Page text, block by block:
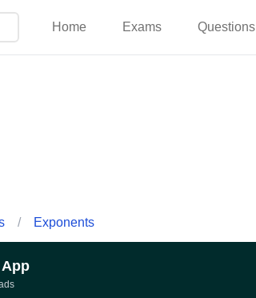
Home Exams Questions
/ Exponents